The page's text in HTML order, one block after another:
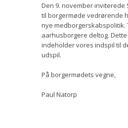
Den 9. november inviterede
til borgermøde vedrørende
nye medborgerskabspolitik.
aarhusborgere deltog.
indeholder vores indspil til
udspil.
På borgermødets vegne,
Paul Natorp